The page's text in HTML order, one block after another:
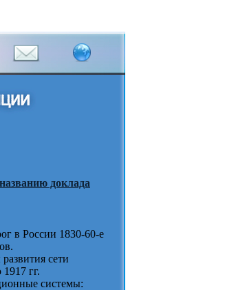
доклада
в России 1830-60-е
сети
гг.
системы: